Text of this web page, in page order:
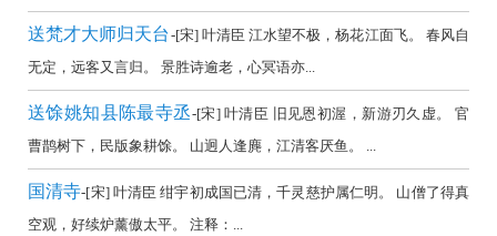
全
集
欣
赏
（全
部
所
送梵才大师归天台 -[宋] 叶清臣 江水望不极，杨花江面飞。 春风自
无定，远客又言归。 景胜诗逾老，心冥语亦...
送馀姚知县陈最寺丞-[宋] 叶清臣 旧见恩初渥，新游刃久虚。 官
曹鹊树下，民版象耕馀。 山迥人逢麂，江清客厌鱼。 ...
国清寺-[宋] 叶清臣 绀宇初成国已清，千灵慈护属仁明。 山僧了得真
空观，好续炉薰傲太平。 注释：...